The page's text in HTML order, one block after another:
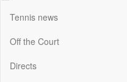
Tennis news
Off the Court
Directs